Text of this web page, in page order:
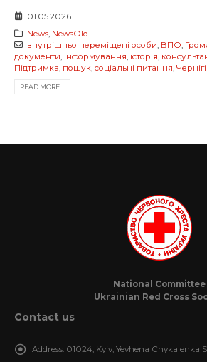
01.05.2026
News, NewsOld
внутрішньо переміщені особи, ВПО,
документи, інформування, історія,
Підтримка, пошук, соціальні питання,
READ MORE...
National Committee
Ukrainian Red Cross
Contact us
Address: 01024, Kyiv, Yevhena Chykalenka